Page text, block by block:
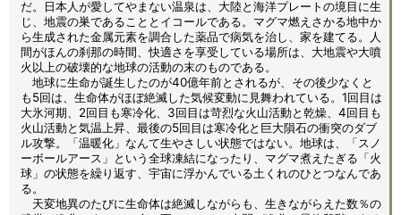
だ。日本人が愛してやまない温泉は、大陸と海洋プレートの境目に生
じ、地震の巣であることとイコールである。マグマ燃えさかる地中か
ら生成された金属元素を調合した薬品で病気を治し、家を建てる。人
間がほんの刹那の時間、快適さを享受している場所は、大地震や大噴
火以上の破壊的な地球の活動の末のものである。
地球に生命が誕生したのが40億年前とされるが、その後少なくと
も5回は、生命体がほぼ絶滅した気候変動に見舞われている。1回目は
大氷河期、2回目も寒冷化、3回目は苛烈な火山活動と乾燥、4回目も
火山活動と気温上昇、最後の5回目は寒冷化と巨大隕石の衝突のダブ
ル攻撃。「温暖化」なんて生やさしい状態ではない。地球は、「スノ
ーボールアース」という全球凍結になったり、マグマ煮えたぎる「火
球」の状態を繰り返す、宇宙に浮かんでいる土くれのひとつなんであ
る。
天変地異のたびに生命体は絶滅しながらも、生きながらえた数％の